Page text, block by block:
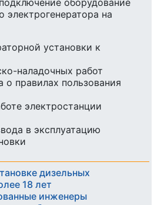
электрогенератора на
установки к
наладочных работ
о правилах пользования
электростанции
в эксплуатацию
дизельных
18 лет
инженеры